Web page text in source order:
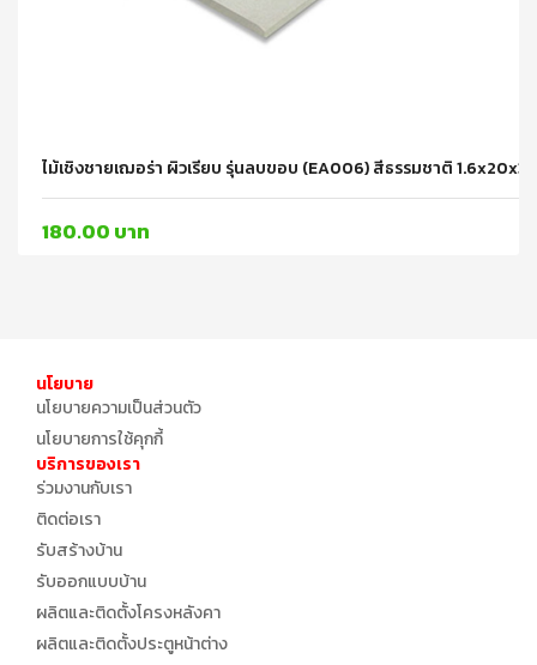
ไม้เชิงชายเฌอร่า ผิวเรียบ รุ่นลบขอบ (EA006) สีธรรมชาติ
180.00 บาท
นโยบาย
นโยบายความเป็นส่วนตัว
นโยบายการใช้คุกกี้
บริการของเรา
ร่วมงานกับเรา
ติดต่อเรา
รับสร้างบ้าน
รับออกแบบบ้าน
ผลิตและติดตั้งโครงหลังคา
ผลิตและติดตั้งประตูหน้าต่าง